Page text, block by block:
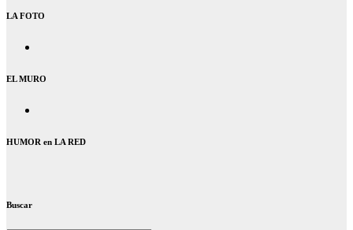
LA FOTO
EL MURO
HUMOR en LA RED
Buscar